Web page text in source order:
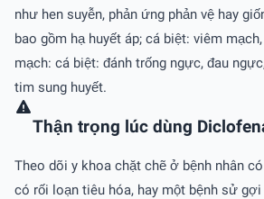
như hen suyễn, phản ứng phản vệ hay
bao gồm hạ huyết áp; cá biệt: viêm
mạch: cá biệt: đánh trống ngực, đau
tim sung huyết.
Thận trọng lúc dùng
Theo dõi y khoa chặt chẽ ở bệnh nhân
có rối loạn tiêu hóa, hay một bệnh sử